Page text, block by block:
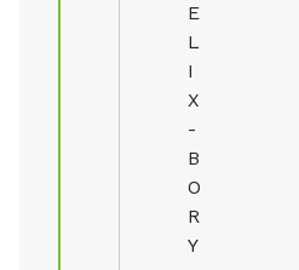
E
L
I
X
-
B
O
R
Y